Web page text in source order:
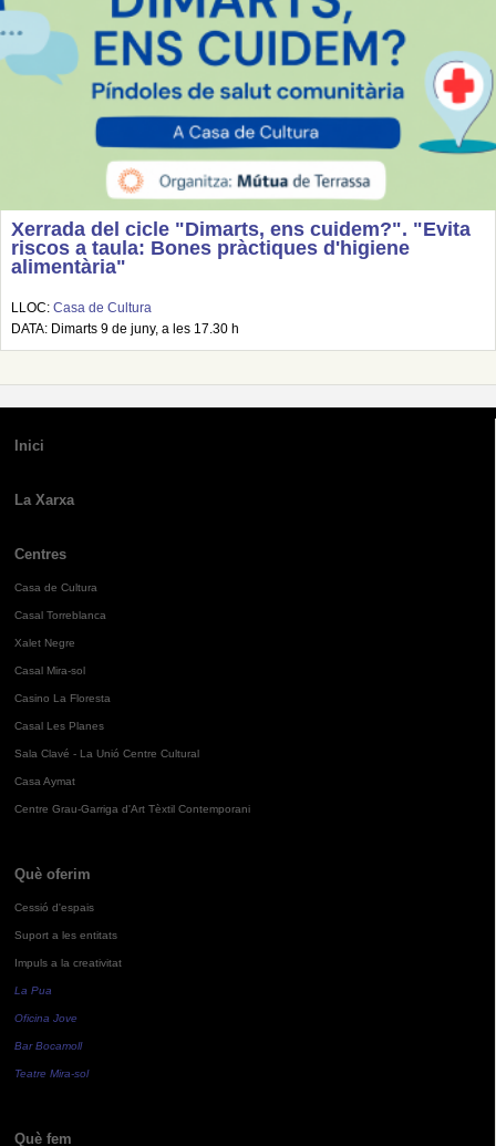
Xerrada del cicle "Dimarts, ens cuidem?". "Evita
riscos a taula: Bones pràctiques d'higiene
alimentària"
LLOC: Casa de Cultura
DATA: Dimarts 9 de juny, a les 17.30 h
Inici
La Xarxa
Centres
Casa de Cultura
Casal Torreblanca
Xalet Negre
Casal Mira-sol
Casino La Floresta
Casal Les Planes
Sala Clavé - La Unió Centre Cultural
Casa Aymat
Centre Grau-Garriga d'Art Tèxtil Contemporani
Què oferim
Cessió d'espais
Suport a les entitats
Impuls a la creativitat
La Pua
Oficina Jove
Bar Bocamoll
Teatre Mira-sol
Què fem